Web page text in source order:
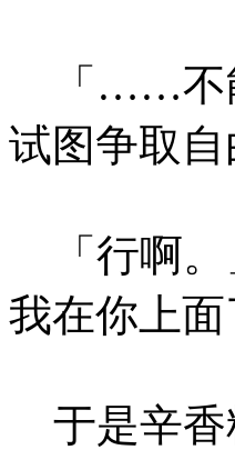
「……不能
试图争取自
「行啊。
我在你上面
于是辛香